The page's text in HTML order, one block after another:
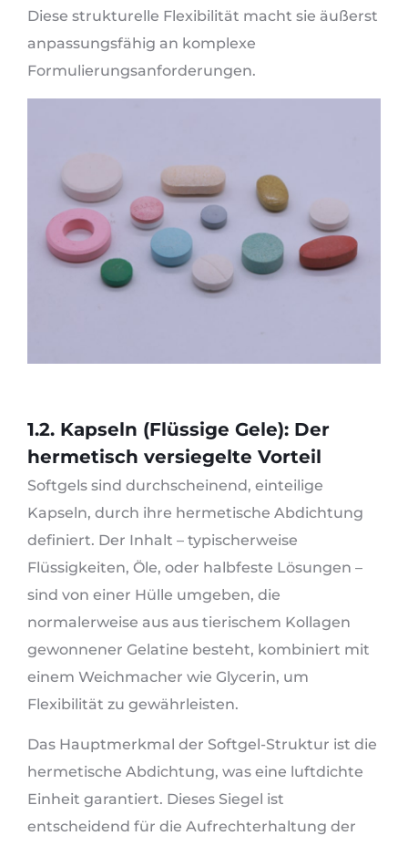
Diese strukturelle Flexibilität macht sie äußerst
anpassungsfähig an komplexe
Formulierungsanforderungen.
1.2. Kapseln (Flüssige Gele): Der
hermetisch versiegelte Vorteil
Softgels sind durchscheinend, einteilige
Kapseln, durch ihre hermetische Abdichtung
definiert. Der Inhalt – typischerweise
Flüssigkeiten, Öle, oder halbfeste Lösungen –
sind von einer Hülle umgeben, die
normalerweise aus aus tierischem Kollagen
gewonnener Gelatine besteht, kombiniert mit
einem Weichmacher wie Glycerin, um
Flexibilität zu gewährleisten.
Das Hauptmerkmal der Softgel-Struktur ist die
hermetische Abdichtung, was eine luftdichte
Einheit garantiert. Dieses Siegel ist
entscheidend für die Aufrechterhaltung der